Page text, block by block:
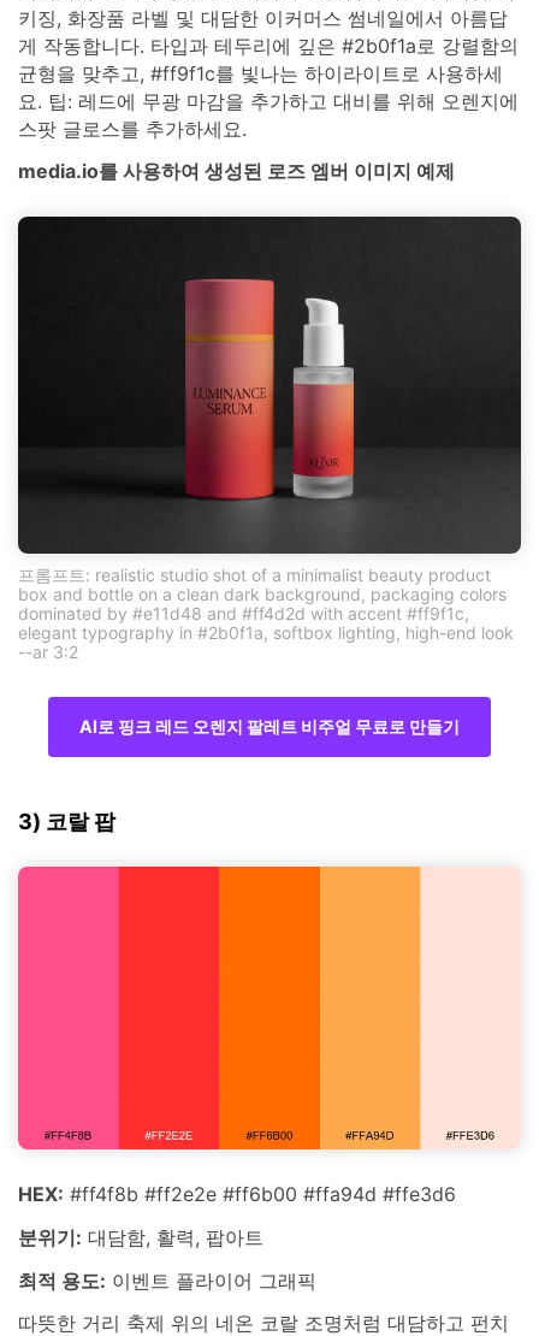
키징, 화장품 라벨 및 대담한 이커머스 썸네일에서 아름답
게 작동합니다. 타입과 테두리에 깊은 #2b0f1a로 강렬함의
균형을 맞추고, #ff9f1c를 빛나는 하이라이트로 사용하세
요. 팁: 레드에 무광 마감을 추가하고 대비를 위해 오렌지에
스팟 글로스를 추가하세요.
media.io를 사용하여 생성된 로즈 엠버 이미지 예제
프롬프트: realistic studio shot of a minimalist beauty product
box and bottle on a clean dark background, packaging colors
dominated by #e11d48 and #ff4d2d with accent #ff9f1c,
elegant typography in #2b0f1a, softbox lighting, high-end look
--ar 3:2
AI로 핑크 레드 오렌지 팔레트 비주얼 무료로 만들기
3) 코랄 팝
HEX: #ff4f8b #ff2e2e #ff6b00 #ffa94d #ffe3d6
분위기: 대담함, 활력, 팝아트
최적 용도: 이벤트 플라이어 그래픽
따뜻한 거리 축제 위의 네온 코랄 조명처럼 대담하고 펀치